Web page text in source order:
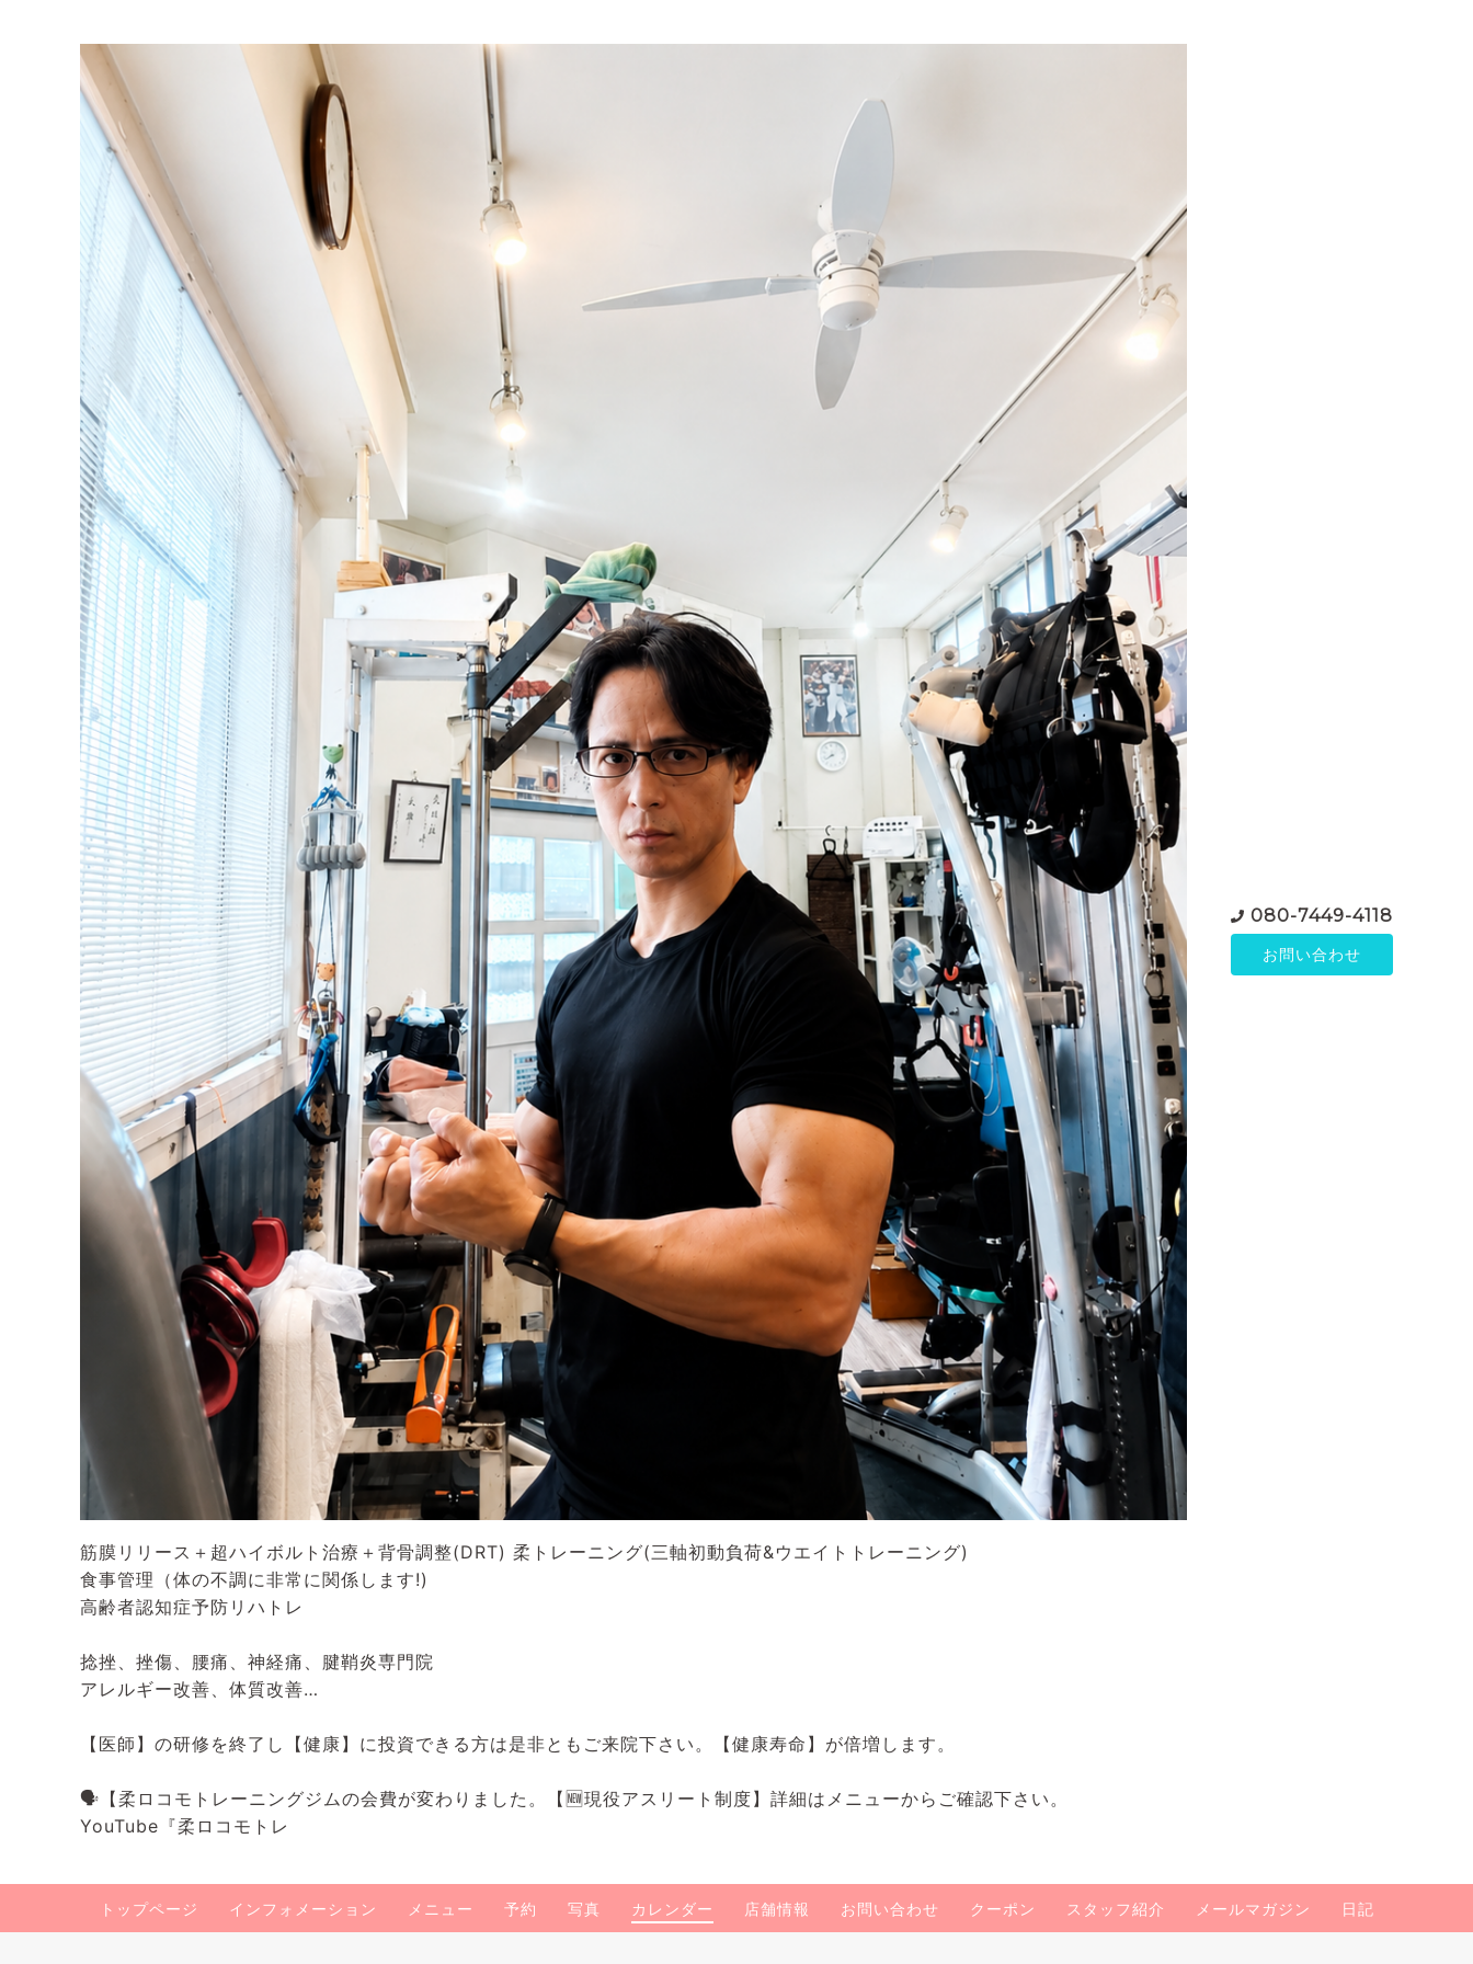
筋膜リリース＋超ハイボルト治療＋背骨調整(DRT) 柔トレーニング(三軸初動負荷&ウエイトトレーニング)
食事管理（体の不調に非常に関係します!)
高齢者認知症予防リハトレ
捻挫、挫傷、腰痛、神経痛、腱鞘炎専門院
アレルギー改善、体質改善…
【医師】の研修を終了し【健康】に投資できる方は是非ともご来院下さい。【健康寿命】が倍増します。
🗣️【柔ロコモトレーニングジムの会費が変わりました。【🆕現役アスリート制度】詳細はメニューからご確認下さい。
YouTube『柔ロコモトレ
080-7449-4118
お問い合わせ
トップページ インフォメーション メニュー 予約 写真 カレンダー 店舗情報 お問い合わせ クーポン スタッフ紹介 メールマガジン 日記